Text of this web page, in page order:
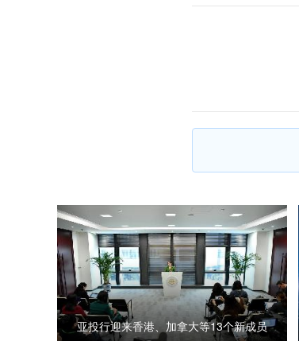
亚投行迎来香港、加拿大等13个新成员